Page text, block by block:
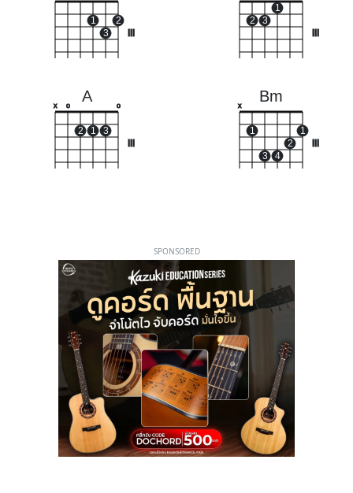
1
3
2 2 3
1
A
x o
2 1 3
o
Bm
x
1
3 4
2
1
SPONSORED